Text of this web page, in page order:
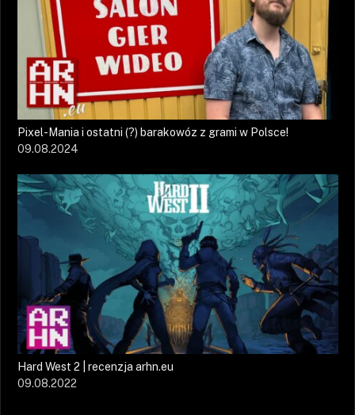
Pixel-Mania i ostatni (?) barakowóz z grami w Polsce!
09.08.2024
Hard West 2 | recenzja arhn.eu
09.08.2022